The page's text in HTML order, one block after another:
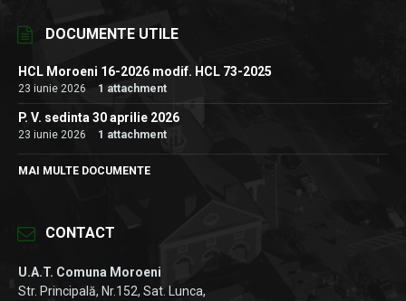
DOCUMENTE UTILE
HCL Moroeni 16-2026 modif. HCL 73-2025
23 iunie 2026 1 attachment
P. V. sedinta 30 aprilie 2026
23 iunie 2026 1 attachment
MAI MULTE DOCUMENTE
CONTACT
U.A.T. Comuna Moroeni
Str. Principală, Nr.152, Sat. Lunca,